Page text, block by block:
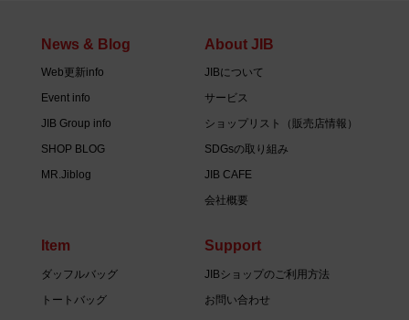
News & Blog
Web更新info
Event info
JIB Group info
SHOP BLOG
MR.Jiblog
About JIB
JIBについて
サービス
ショップリスト（販売店情報）
SDGsの取り組み
JIB CAFE
会社概要
Item
ダッフルバッグ
トートバッグ
Support
JIBショップのご利用方法
お問い合わせ